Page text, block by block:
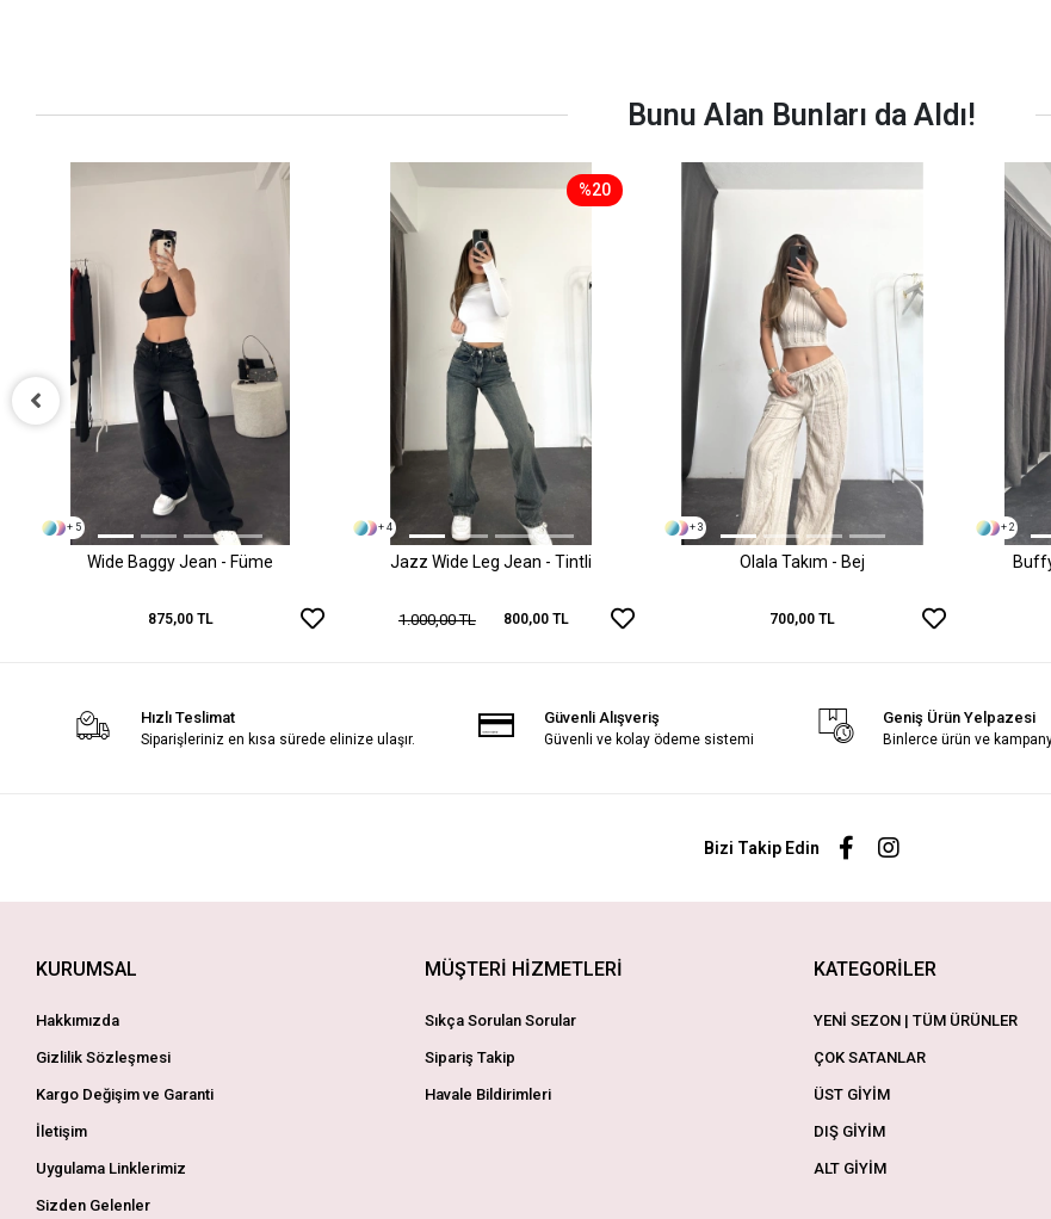
Bunu Alan Bunları da Aldı!
+ 5
Wide Baggy Jean - Füme
875,00 TL
%20
+ 4
Jazz Wide Leg Jean - Tintli
1.000,00 TL 800,00 TL
+ 3
Olala Takım - Bej
700,00 TL
+ 2
Hızlı Teslimat
Siparişleriniz en kısa sürede elinize ulaşır.
Güvenli Alışveriş
Güvenli ve kolay ödeme sistemi
Geniş Ürün Yelpazesi
Binlerce ürün ve
Bizi Takip Edin
KURUMSAL
Hakkımızda
Gizlilik Sözleşmesi
Kargo Değişim ve Garanti
İletişim
Uygulama Linklerimiz
Sizden Gelenler
MÜŞTERİ HİZMETLERİ
Sıkça Sorulan Sorular
Sipariş Takip
Havale Bildirimleri
KATEGORİLER
YENİ SEZON | TÜM ÜRÜNLER
ÇOK SATANLAR
ÜST GİYİM
DIŞ GİYİM
ALT GİYİM